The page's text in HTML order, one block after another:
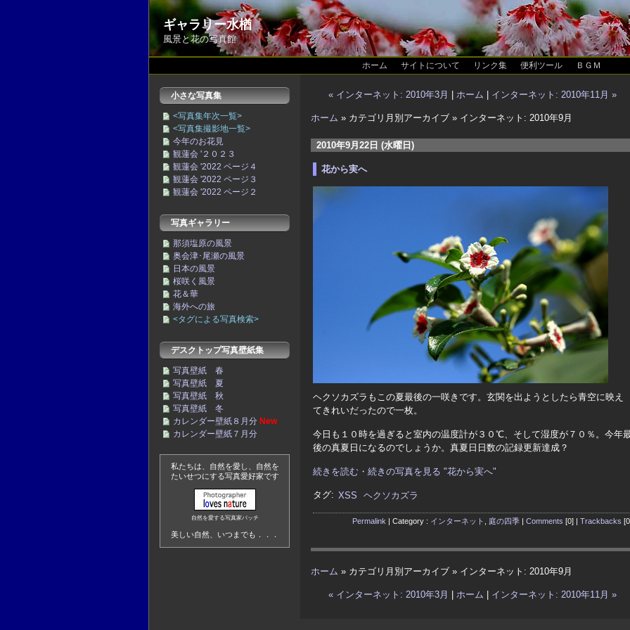
ギャラリー水楢
風景と花の写真館
ホーム サイトについて リンク集 便利ツール ＢＧＭ
« インターネット: 2010年3月 ホーム インターネット: 2010年11月 »
ホーム » カテゴリ月別アーカイブ » インターネット: 2010年9月
2010年9月22日 (水曜日)
花から実へ
ヘクソカズラもこの夏最後の一咲きです。玄関を出ようとしたら青空に映え
てきれいだったので一枚。
今日も１０時を過ぎると室内の温度計が３０℃、そして湿度が７０％。今年
後の真夏日になるのでしょうか。真夏日日数の記録更新達成？
続きを読む・続きの写真を見る "花から実へ"
タグ: XSS ヘクソカズラ
Permalink | Category : インターネット 庭の四季 | Comments [0] | Trackbacks
ホーム » カテゴリ月別アーカイブ » インターネット: 2010年9月
« インターネット: 2010年3月 ホーム インターネット: 2010年11月 »
小さな写真集
<写真集年次一覧>
<写真集撮影地一覧>
今年のお花見
観蓮会 '２０２３
観蓮会 '2022 ページ４
観蓮会 '2022 ページ３
観蓮会 '2022 ページ２
写真ギャラリー
那須塩原の風景
奥会津･尾瀬の風景
日本の風景
桜咲く風景
花＆華
海外への旅
<タグによる写真検索>
デスクトップ写真壁紙集
写真壁紙 春
写真壁紙 夏
写真壁紙 秋
写真壁紙 冬
カレンダー壁紙８月分 New
カレンダー壁紙７月分
私たちは、自然を愛し、自然を
たいせつにする写真愛好家です
自然を愛する写真家バッチ
美しい自然、いつまでも．．．